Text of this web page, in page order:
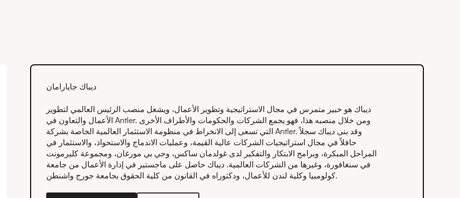
ديباك جايارامان
ديباك هو خبير متمرس في مجال الاستراتيجية وتطوير الأعمال، ويشغل منصب الرئيس العالمي لتطوير
الأعمال والتعاون في Antler. ومن خلال منصبه هذا، فهو يجمع الشركات والحكومات والأطراف الأخرى
التي تسعى إلى الانخراط في منظومة الاستثمار العالمية الخاصة بشركة Antler. وقد بنى ديباك سجلاً
حافلاً في مجال استراتيجيات الشركات عالية القيمة، وعمليات الاندماج والاستحواذ، والاستثمار في
المراحل المبكرة، وبرامج الابتكار والتفكير لدى غولدمان ساكس، وجي بي مورغان، ومجموعة كليرمونت
في سنغافورة، وغيرها من الشركات العالمية. ديباك حاصل على ماجستير في إدارة الأعمال من جامعة
كولومبيا وكلية لندن للأعمال، ودكتوراه في القانون من كلية الحقوق بجامعة جورج واشنطن.